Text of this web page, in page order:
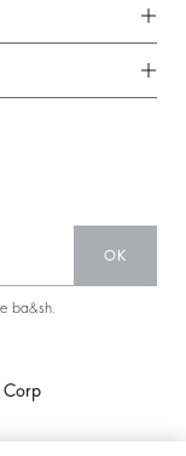
OK
ba&sh.
Corp